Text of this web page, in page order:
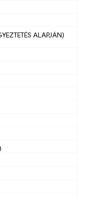
ALAPJÁN)